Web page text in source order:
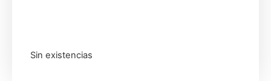
Sin existencias